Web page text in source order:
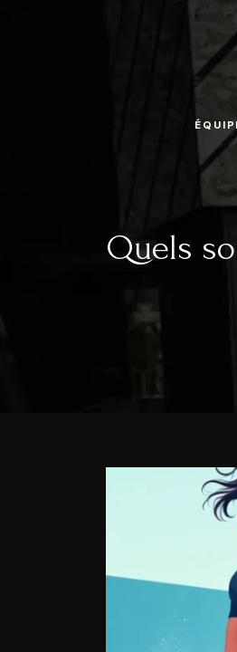
Quels